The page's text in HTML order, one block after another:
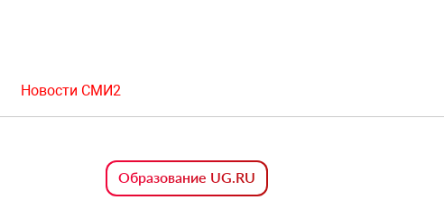
Новости СМИ2
Образование UG.RU